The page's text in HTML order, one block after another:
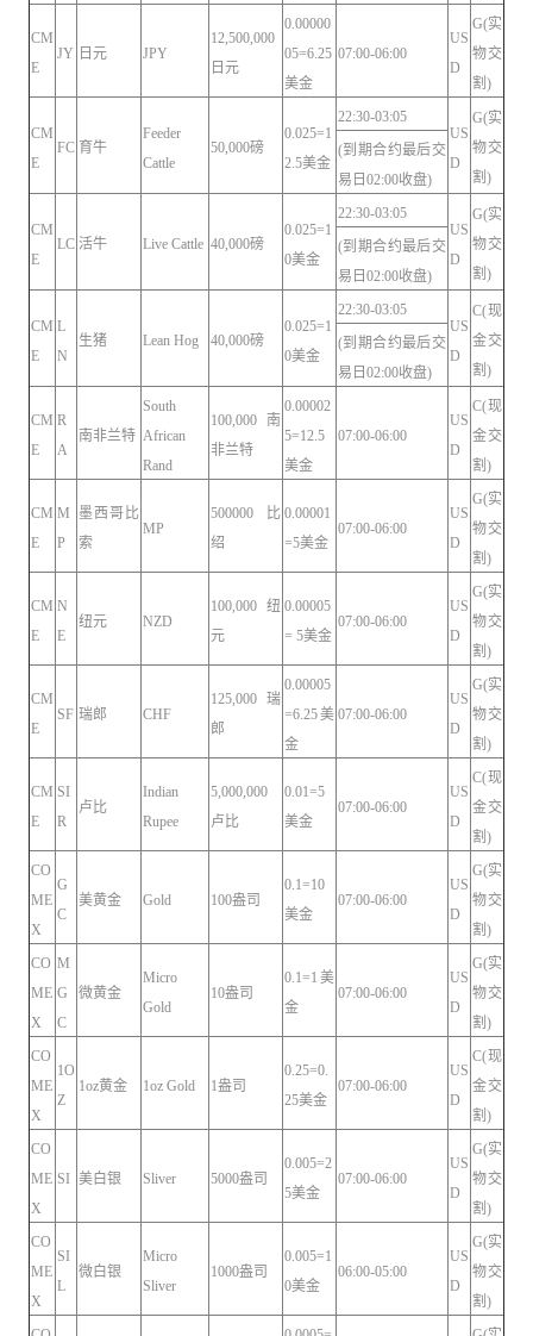
CM
E
JY 日元 JPY
12,500,000
日元
0.00000
05=6.25
美金
07:00-06:00
US
D
G(实
物交
割)
CM
E
FC 育牛
Feeder
Cattle
50,000磅
0.025=1
2.5美金
22:30-03:05
US
D
G(实
物交
割)
(到期合约最后交
易日02:00收盘)
CM
E
LC 活牛 Live Cattle 40,000磅
0.025=1
0美金
22:30-03:05
US
D
G(实
物交
割)
(到期合约最后交
易日02:00收盘)
CM
E
L
N
生猪 Lean Hog 40,000磅
0.025=1
0美金
22:30-03:05
US
D
C(现
金交
割)
(到期合约最后交
易日02:00收盘)
CM
E
R
A
南非兰特
South
African
Rand
100,000 南
非兰特
0.00002
5=12.5
美金
07:00-06:00
US
D
C(现
金交
割)
CM
E
M
P
墨西哥比
索
MP
500000比
绍
0.00001
=5美金
07:00-06:00
US
D
G(实
物交
割)
CM
E
N
E
纽元 NZD
100,000 纽
元
0.00005
= 5美金
07:00-06:00
US
D
G(实
物交
割)
CM
E
SF 瑞郎 CHF
125,000瑞
郎
0.00005
=6.25美
金
07:00-06:00
US
D
G(实
物交
割)
CM
E
SI
R
卢比
Indian
Rupee
5,000,000
卢比
0.01=5
美金
07:00-06:00
US
D
C(现
金交
割)
CO
ME
X
G
C
美黄金 Gold 100盎司
0.1=10
美金
07:00-06:00
US
D
G(实
物交
割)
CO
ME
X
M
G
C
微黄金
Micro
Gold
10盎司
0.1=1美
金
07:00-06:00
US
D
G(实
物交
割)
CO
ME
X
1O
Z
1oz黄金 1oz Gold 1盎司
0.25=0.
25美金
07:00-06:00
US
D
C(现
金交
割)
CO
ME
X
SI 美白银 Sliver 5000盎司
0.005=2
5美金
07:00-06:00
US
D
G(实
物交
割)
CO
ME
X
SI
L
微白银
Micro
Sliver
1000盎司
0.005=1
0美金
06:00-05:00
US
D
G(实
物交
割)